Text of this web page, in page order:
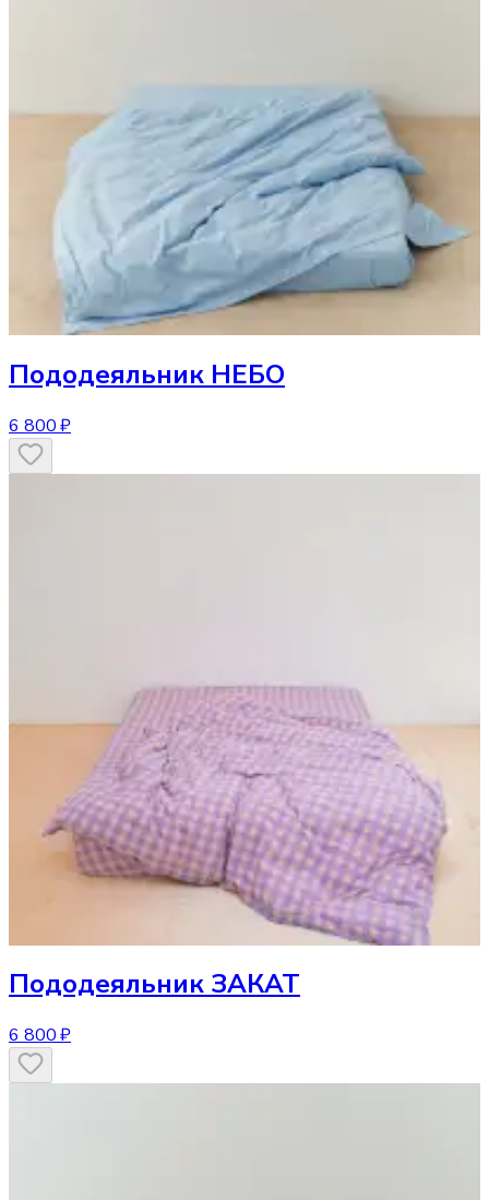
Пододеяльник НЕБО
6 800 ₽
Пододеяльник ЗАКАТ
6 800 ₽